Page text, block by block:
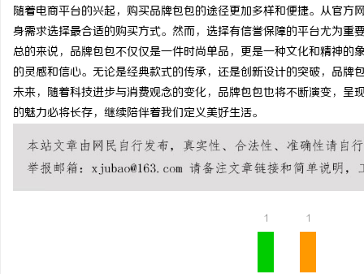
随着电商平台的兴起，购买品牌包包的途径更加多样和便捷。从官
身需求选择最合适的购买方式。然而，选择有信誉保障的平台尤为重
总的来说，品牌包包不仅仅是一件时尚单品，更是一种文化和精神
的灵感和信心。无论是经典款式的传承，还是创新设计的突破，品牌
未来，随着科技进步与消费观念的变化，品牌包包也将不断演变，
的魅力必将长存，继续陪伴着我们定义美好生活。
1 1
制造业的“工艺护城河”
守住车间里的“Know-